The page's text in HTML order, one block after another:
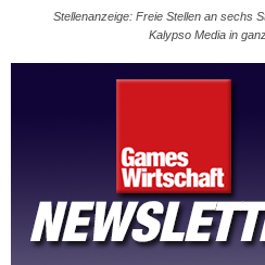
Stellenanzeige: Freie Stellen an sechs
Kalypso Media in